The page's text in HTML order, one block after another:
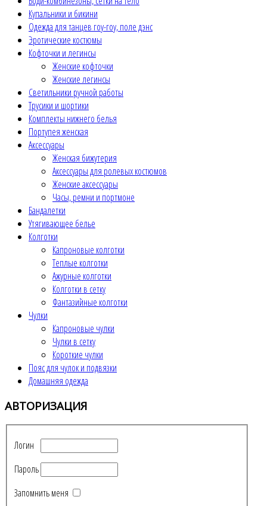
Купальники и бикини
Одежда для танцев гоу-гоу, поле дэнс
Эротические костюмы
Кофточки и легинсы
Женские кофточки
Женские легинсы
Светильники ручной работы
Трусики и шортики
Комплекты нижнего белья
Портупея женская
Аксессуары
Женская бижутерия
Аксессуары для ролевых костюмов
Женские аксессуары
Часы, ремни и портмоне
Бандалетки
Утягивающее белье
Колготки
Капроновые колготки
Теплые колготки
Ажурные колготки
Колготки в сетку
Фантазийные колготки
Чулки
Капроновые чулки
Чулки в сетку
Короткие чулки
Пояс для чулок и подвязки
Домашняя одежда
АВТОРИЗАЦИЯ
Логин
Пароль
Запомнить меня